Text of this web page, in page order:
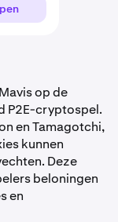
op de
P2E-cryptospel.
en Tamagotchi,
kunnen
Deze
beloningen
en